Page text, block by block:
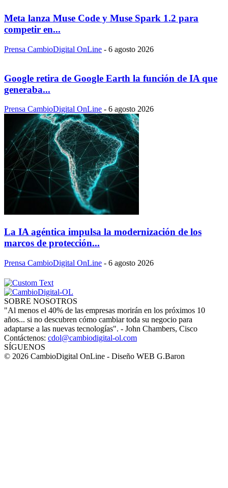
Meta lanza Muse Code y Muse Spark 1.2 para
competir en...
Prensa CambioDigital OnLine - 6 agosto 2026
Google retira de Google Earth la función de IA que
generaba...
Prensa CambioDigital OnLine - 6 agosto 2026
La IA agéntica impulsa la modernización de los
marcos de protección...
Prensa CambioDigital OnLine - 6 agosto 2026
SOBRE NOSOTROS
"Al menos el 40% de las empresas morirán en los próximos 10
años... si no descubren cómo cambiar toda su negocio para
adaptarse a las nuevas tecnologías". - John Chambers, Cisco
Contáctenos: cdol@cambiodigital-ol.com
SÍGUENOS
© 2026 CambioDigital OnLine - Diseño WEB G.Baron